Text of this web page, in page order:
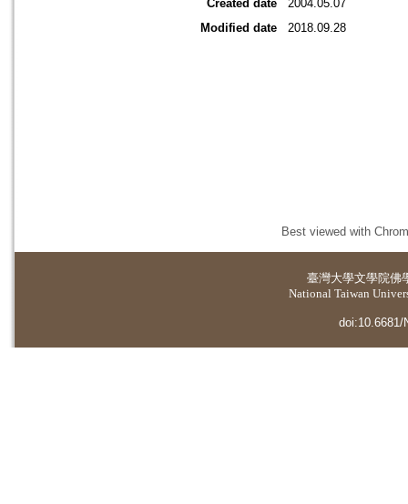
Created date
2004.05.07
Modified date
2018.09.28
Best viewed with
臺灣大學文學院佛
National Taiwan
doi:10.6681/